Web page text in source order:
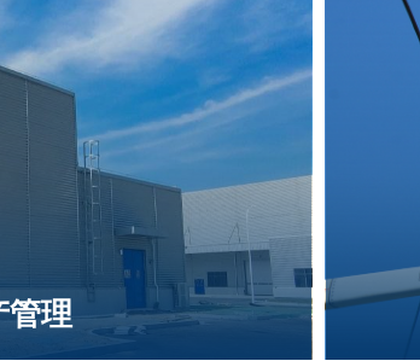
管理
形式在线上进行可视化